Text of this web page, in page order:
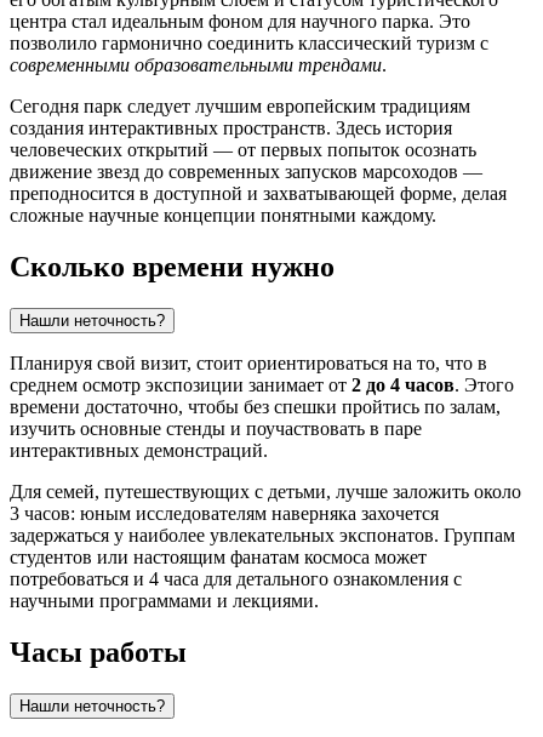
центра стал идеальным фоном для научного парка. Это
позволило гармонично соединить классический туризм с
современными образовательными трендами.
Сегодня парк следует лучшим европейским традициям
создания интерактивных пространств. Здесь история
человеческих открытий — от первых попыток осознать
движение звезд до современных запусков марсоходов —
преподносится в доступной и захватывающей форме, делая
сложные научные концепции понятными каждому.
Сколько времени нужно
Нашли неточность?
Планируя свой визит, стоит ориентироваться на то, что в
среднем осмотр экспозиции занимает от 2 до 4 часов. Этого
времени достаточно, чтобы без спешки пройтись по залам,
изучить основные стенды и поучаствовать в паре
интерактивных демонстраций.
Для семей, путешествующих с детьми, лучше заложить около
3 часов: юным исследователям наверняка захочется
задержаться у наиболее увлекательных экспонатов. Группам
студентов или настоящим фанатам космоса может
потребоваться и 4 часа для детального ознакомления с
научными программами и лекциями.
Часы работы
Нашли неточность?